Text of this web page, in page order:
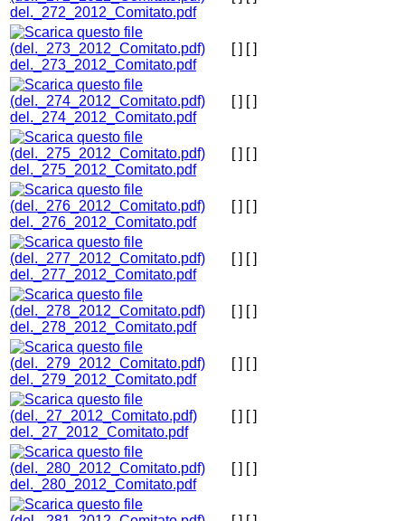
del._272_2012_Comitato.pdf
del._273_2012_Comitato.pdf
[ ] [ ]
del._274_2012_Comitato.pdf
[ ] [ ]
del._275_2012_Comitato.pdf
[ ] [ ]
del._276_2012_Comitato.pdf
[ ] [ ]
del._277_2012_Comitato.pdf
[ ] [ ]
del._278_2012_Comitato.pdf
[ ] [ ]
del._279_2012_Comitato.pdf
[ ] [ ]
del._27_2012_Comitato.pdf
[ ] [ ]
del._280_2012_Comitato.pdf
[ ] [ ]